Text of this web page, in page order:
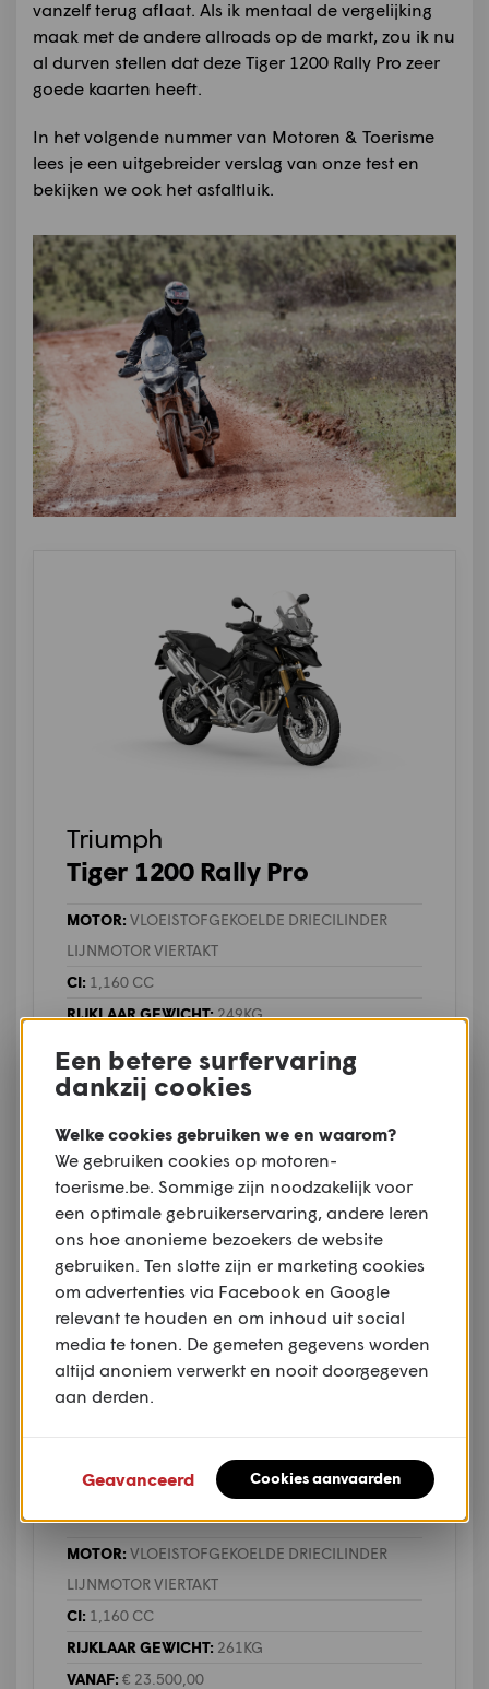
vanzelf terug aflaat. Als ik mentaal de vergelijking
maak met de andere allroads op de markt, zou ik nu
al durven stellen dat deze Tiger 1200 Rally Pro zeer
goede kaarten heeft.
In het volgende nummer van Motoren & Toerisme
lees je een uitgebreider verslag van onze test en
bekijken we ook het asfaltluik.
Triumph
Tiger 1200 Rally Pro
MOTOR: VLOEISTOFGEKOELDE DRIECILINDER
LIJNMOTOR VIERTAKT
CI: 1,160 CC
RIJKLAAR GEWICHT:249KG
Meer over deze motor
Triumph
Tiger 1200 Rally Pro Explorer
MOTOR: VLOEISTOFGEKOELDE DRIECILINDER
LIJNMOTOR VIERTAKT
CI: 1,160 CC
RIJKLAAR GEWICHT: 261KG
VANAF: € 23.500,00
Een betere surfervaring
dankzij cookies
Welke cookies gebruiken we en waarom?
We gebruiken cookies op motoren-
toerisme.be. Sommige zijn noodzakelijk voor
een optimale gebruikerservaring, andere leren
ons hoe anonieme bezoekers de website
gebruiken. Ten slotte zijn er marketing cookies
om advertenties via Facebook en Google
relevant te houden en om inhoud uit social
media te tonen. De gemeten gegevens worden
altijd anoniem verwerkt en nooit doorgegeven
aan derden.
Geavanceerd Cookies aanvaarden